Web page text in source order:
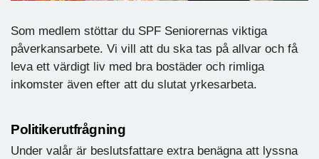
Som medlem stöttar du SPF Seniorernas viktiga
påverkansarbete. Vi vill att du ska tas på allvar och få
leva ett värdigt liv med bra bostäder och rimliga
inkomster även efter att du slutat yrkesarbeta.
Politikerutfrågning
Under valår är beslutsfattare extra benägna att lyssna